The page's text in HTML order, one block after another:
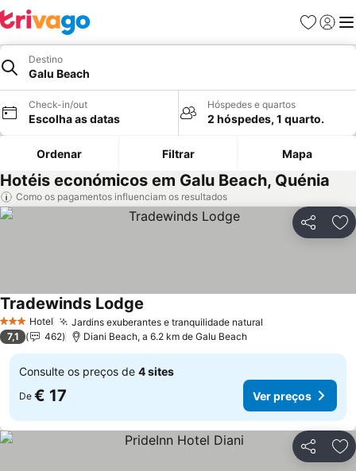
Favoritos
Iniciar
Destino
Galu Beach
Check-in/out
Escolha as datas
Hóspedes e quartos
2 hóspedes, 1 quarto.
Ordenar Filtrar Mapa
Hotéis económicos em Galu Beach, Quénia
Como os pagamentos influenciam os resultados
Partilhar
3 EstrelasHotel Jardins exuberantes e tranquilidade natural
Tradewinds Lodge
7,1 462 Diani Beach, a 6.2 km de Galu Beach
Consulte os preços de 4 sites
De € 17 Ver preços
Partilhar